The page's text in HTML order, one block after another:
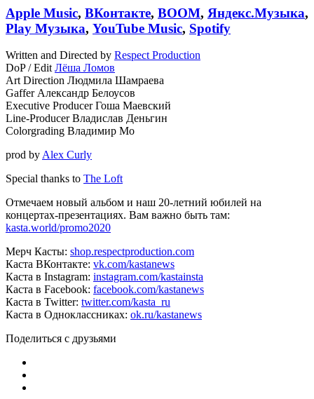
Apple Music, ВКонтакте, BOOM, Яндекс.Музыка,
Play Музыка, YouTube Music, Spotify
Written and Directed by Respect Production
DoP / Edit Лёша Ломов
Art Direction Людмила Шамраева
Gaffer Александр Белоусов
Executive Producer Гоша Маевский
Line-Producer Владислав Деньгин
Colorgrading Владимир Мо
prod by Alex Curly
Special thanks to The Loft
Отмечаем новый альбом и наш 20-летний юбилей на
концертах-презентациях. Вам важно быть там:
kasta.world/promo2020
Мерч Касты: shop.respectproduction.com
Каста ВКонтакте: vk.com/kastanews
Каста в Instagram: instagram.com/kastainsta
Каста в Facebook: facebook.com/kastanews
Каста в Twitter: twitter.com/kasta_ru
Каста в Одноклассниках: ok.ru/kastanews
Поделиться с друзьями